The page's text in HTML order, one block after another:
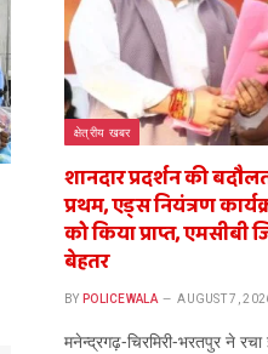
क्षेत्रीय खबर
शानदार प्रदर्शन की
प्रथम, एड्स नियंत्रण
को किया प्राप्त, एमसीबी
बेहतर
BY POLICEWALA AUGUST 7,
मनेन्द्रगढ़-चिरमिरी-भरतपुर ने